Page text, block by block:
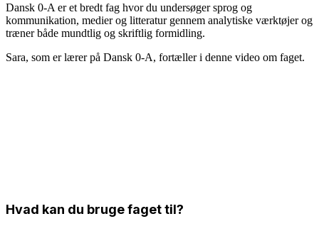
Dansk 0-A er et bredt fag hvor du undersøger sprog og
kommunikation, medier og litteratur gennem analytiske værktøjer og
træner både mundtlig og skriftlig formidling.
Sara, som er lærer på Dansk 0-A, fortæller i denne video om faget.
Hvad kan du bruge faget til?